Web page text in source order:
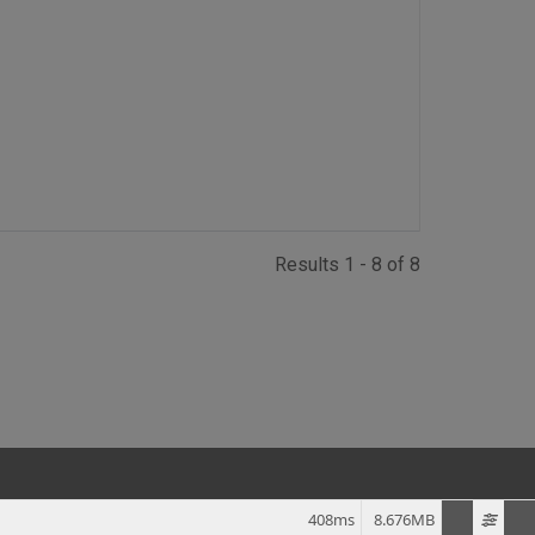
Results 1 - 8 of 8
8.676MB
408ms